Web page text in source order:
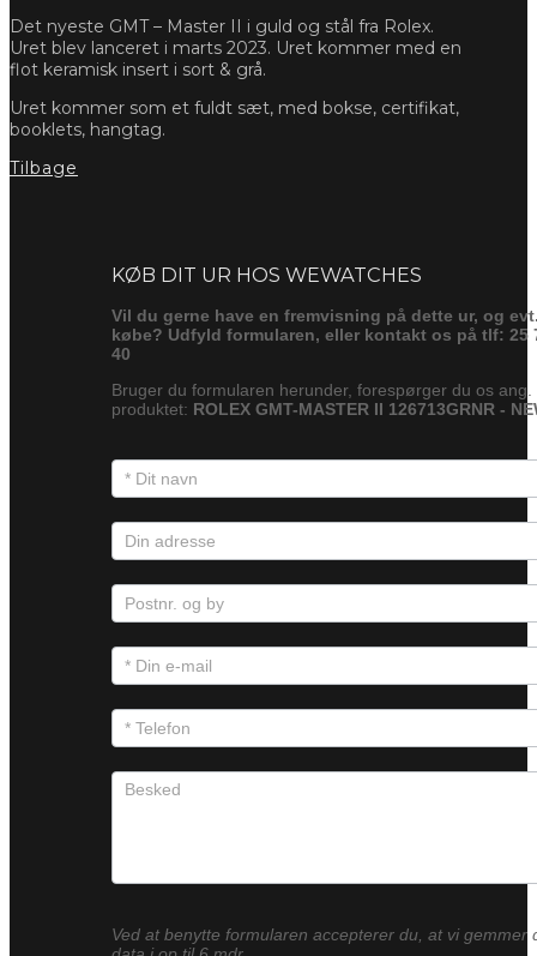
Det nyeste GMT – Master II i guld og stål fra Rolex.
Uret blev lanceret i marts 2023. Uret kommer med en
flot keramisk insert i sort & grå.
Uret kommer som et fuldt sæt, med bokse, certifikat,
booklets, hangtag.
Tilbage
KØB DIT UR HOS WEWATCHES
Vil du gerne have en fremvisning på dette ur, og
købe? Udfyld formularen, eller kontakt os på tlf: 25
40
Bruger du formularen herunder, forespørger du os ang.
produktet: ROLEX GMT-MASTER II 126713GRNR -
Ved at benytte formularen accepterer du, at vi gemmer